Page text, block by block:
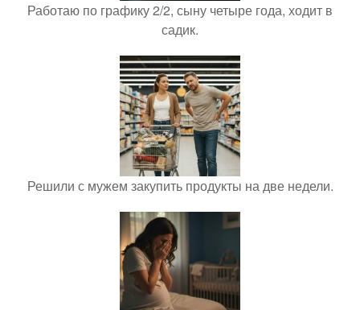
Работаю по графику 2/2, сыну четыре года, ходит в
садик.
Решили с мужем закупить продукты на две недели.